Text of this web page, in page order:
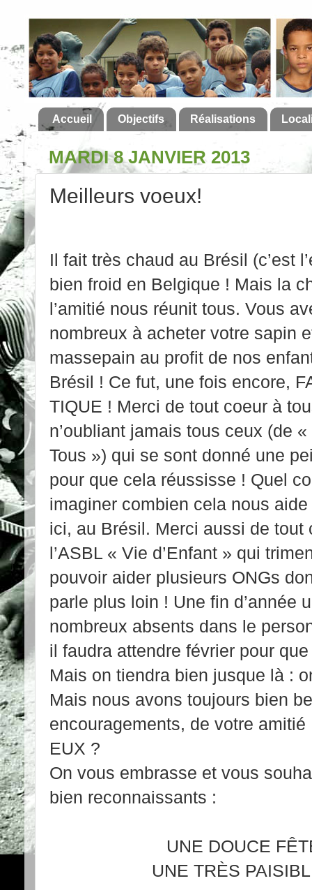
Accueil Objectifs Réalisations
MARDI 8 JANVIER 2013
Meilleurs voeux!
Il fait très chaud au Brésil (c’est
bien froid en Belgique ! Mais la
l’amitié nous réunit tous. Vous
nombreux à acheter votre sapin
massepain au profit de nos
Brésil ! Ce fut, une fois encore,
TIQUE ! Merci de tout coeur à
n’oubliant jamais tous ceux (de
Tous ») qui se sont donné une
pour que cela réussisse ! Quel
imaginer combien cela nous
ici, au Brésil. Merci aussi de
l’ASBL « Vie d’Enfant » qui
pouvoir aider plusieurs ONGs
parle plus loin ! Une fin d’année
nombreux absents dans le
il faudra attendre février pour
Mais on tiendra bien jusque là :
Mais nous avons toujours bien
encouragements, de votre
EUX ?
On vous embrasse et vous
bien reconnaissants :
UNE DOUCE FÊTE
UNE TRÈS PAISIBLE